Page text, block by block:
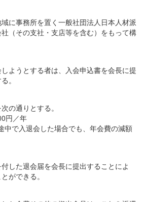
に事務所を置く一般社団法人日本人材派
（その支社・支店等を含む）をもって構
ようとする者は、入会申込書を会長に提
。
の通りとする。
円／年
中で入退会した場合でも、年会費の減額
した退会届を会長に提出することによ
ができる。